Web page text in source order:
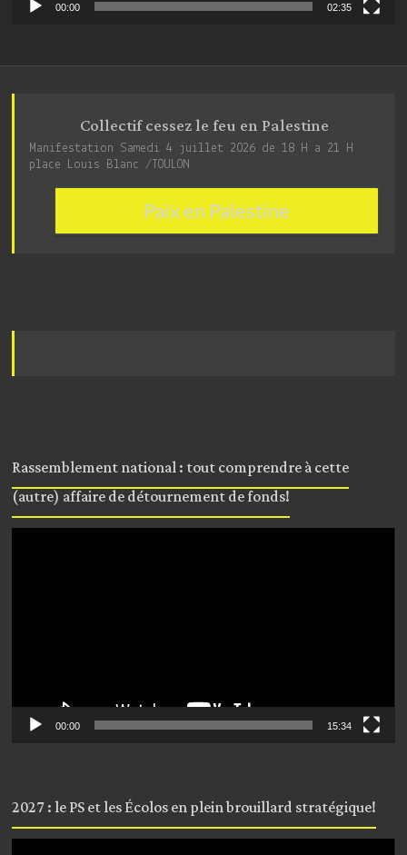
00:00 02:35
Collectif cessez le feu en Palestine
Manifestation Samedi 4 juillet 2026 de 18 H a 21 H
place Louis Blanc /TOULON
Paix en Palestine
Rassemblement national : tout comprendre à cette
(autre) affaire de détournement de fonds!
00:00 15:34
2027 : le PS et les Écolos en plein brouillard stratégique!